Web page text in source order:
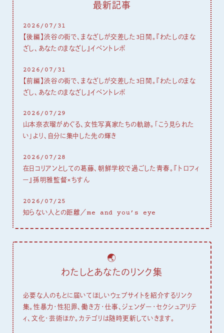
最新記事
2026/07/31
【後編】渋谷の街で、まなざしが交差した3日間。『わたしのまな
ざし、あなたのまなざし』イベントレポ
2026/07/31
【前編】渋谷の街で、まなざしが交差した3日間。『わたしのまな
ざし、あなたのまなざし』イベントレポ
2026/07/29
山本奈衣瑠がめぐる、女性写真家たちの軌跡。「こう見られた
い」より、自分に集中した先の輝き
2026/07/28
在日コリアンとしての葛藤、朝鮮学校で過ごした青春。『トロフィ
ー』孫明雅監督×ちすん
2026/07/25
知らない人との距離／me and you’s eye
🌏
わたしとあなたのリンク集
必要な人のもとに届いてほしいウェブサイトを紹介するリンク
集。性暴力・性犯罪、働き方・仕事、ジェンダー・セクシュアリテ
ィ、文化・芸術ほか。カテゴリは随時更新していきます。